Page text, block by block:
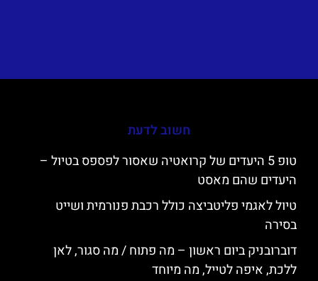
חשוב לדעת
טופ 5 היעדים של קרואטיה שאסור לפספס בטיול –
היעדים שהם מאסט
טיול לאגמי פליטביצה כולל רכבת פנורמית ושייט
בסירה
דוברובניק ביום ראשון – מה פתוח / מה סגור, לאן
ללכת, איפה לטייל, מה מיוחד